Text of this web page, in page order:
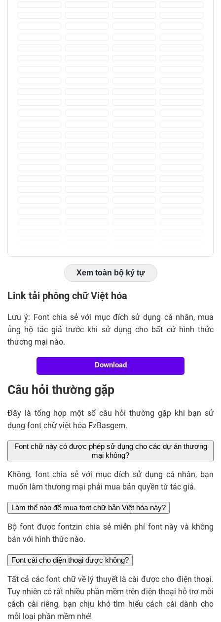
Xem toàn bộ ký tự
Link tải phông chữ Việt hóa
Lưu ý: Font chia sẻ với mục đích sử dụng cá nhân, mua
ủng hộ tác giả trước khi sử dụng cho bất cứ hình thức
thương mại nào.
Download
Câu hỏi thường gặp
Đây là tổng hợp một số câu hỏi thường gặp khi bạn sử
dụng font chữ việt hóa FzBasgem.
Font chữ này có được phép sử dụng cho các dự án thương
mại không?
Không, font chia sẻ với mục đích sử dụng cá nhân, bạn
muốn làm thương mại phải mua bản quyền từ tác giả.
Làm thế nào để mua font chữ bản Việt hóa này?
Bộ font được fontzin chia sẻ miễn phí font này và không
bán với hình thức nào.
Font cài cho điện thoại được không?
Tất cả các font chữ về lý thuyết là cài được cho điện thoại.
Tuy nhiên có rất nhiều phần mềm trên điện thoại hỗ trợ mỗi
cách cài riêng, bạn chịu khó tìm hiểu cách cài dành cho
mỗi loại phần mềm nhé!